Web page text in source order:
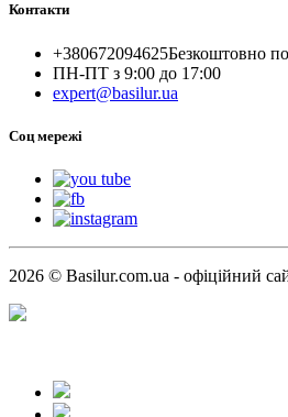
Контакти
+380672094625Безкоштовно по
ПН-ПТ з 9:00 до 17:00
expert@basilur.ua
Cоц мережі
2026 © Basilur.com.ua - офіційний